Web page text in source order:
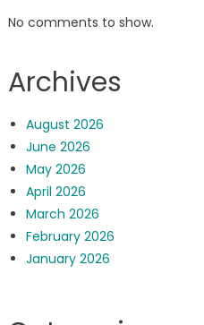
No comments to show.
Archives
August 2026
June 2026
May 2026
April 2026
March 2026
February 2026
January 2026